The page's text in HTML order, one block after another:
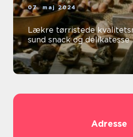
07. maj 2024
Lækre tørristede
sund snack og delikatesse
Adresse